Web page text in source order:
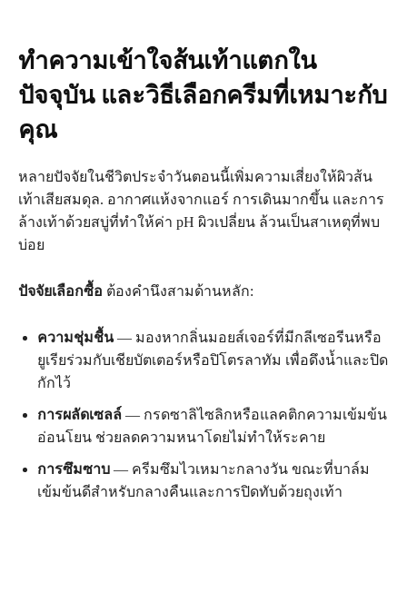
ทำความเข้าใจส้นเท้าแตกใน
ปัจจุบัน และวิธีเลือกครีมที่เหมาะกับ
คุณ
หลายปัจจัยในชีวิตประจำวันตอนนี้เพิ่มความเสี่ยงให้ผิวส้น
เท้าเสียสมดุล. อากาศแห้งจากแอร์ การเดินมากขึ้น และการ
ล้างเท้าด้วยสบู่ที่ทำให้ค่า pH ผิวเปลี่ยน ล้วนเป็นสาเหตุที่พบ
บ่อย
ปัจจัยเลือกซื้อ ต้องคำนึงสามด้านหลัก:
ความชุ่มชื้น— มองหากลิ่นมอยส์เจอร์ที่มีกลีเซอรีนหรือ
ยูเรียร่วมกับเชียบัตเตอร์หรือปิโตรลาทัม เพื่อดึงน้ำและปิด
กักไว้
การผลัดเซลล์ — กรดซาลิไซลิกหรือแลคติกความเข้มข้น
อ่อนโยน ช่วยลดความหนาโดยไม่ทำให้ระคาย
การซึมซาบ — ครีมซึมไวเหมาะกลางวัน ขณะที่บาล์ม
เข้มข้นดีสำหรับกลางคืนและการปิดทับด้วยถุงเท้า